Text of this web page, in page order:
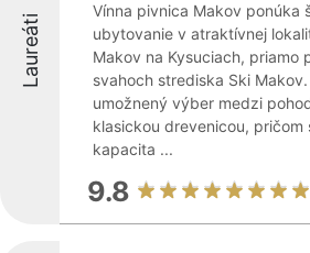
Laureáti
Vínna pivnica Makov ponúka
ubytovanie v atraktívnej
Makov na Kysuciach, priamo
svahoch strediska Ski
umožnený výber medzi
klasickou drevenicou, pričom
kapacita ...
9.8